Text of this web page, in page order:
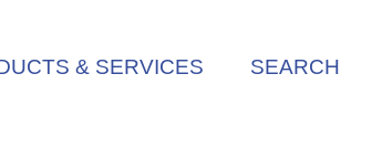
& SERVICES SEARCH